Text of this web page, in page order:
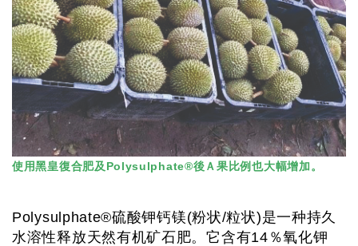
使用黑皇復合肥及Polysulphate®後Ａ果比例也大幅增加。
Polysulphate®硫酸钾钙镁(粉状/粒状)是一种持久
水溶性释放天然有机矿石肥。它含有14％氧化钾